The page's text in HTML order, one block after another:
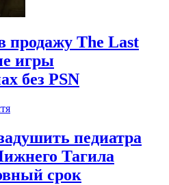
продажу The Last
игры
без PSN
педиатра
Тагила
срок